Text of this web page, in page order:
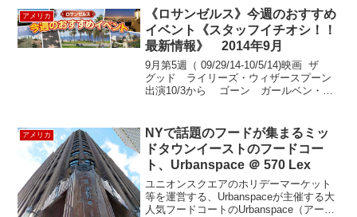
す。前回はほぼ丸一日かけての長いハイ
キングでキャデラ...
アメリカ
《ロサンゼルス》今週のおすすめ
イベント《スタッフイチオシ！！
最新情報》 2014年9月
9月第5週（ 09/29/14-10/5/14)映画 ザ
グッド ライリーズ・ウィザースプーン
出演10/3から ゴーン ガールベン・ア
ント エ...
アメリカ
NYで話題のフードが集まるミッ
ドタウンイーストのフードコー
ト、Urbanspace ＠ 570 Lex
ユニオンスクエアのホリデーマーケット
等を運営する、Urbanspaceが主催する大
人気フードコートのUrbanspace（アーバ